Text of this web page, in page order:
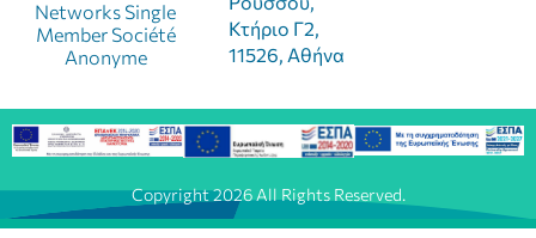
Κτήριο Γ2,
11526, Αθήνα
Networks Single
Member Société
Anonyme
Copyright 2026 All Rights Reserved.